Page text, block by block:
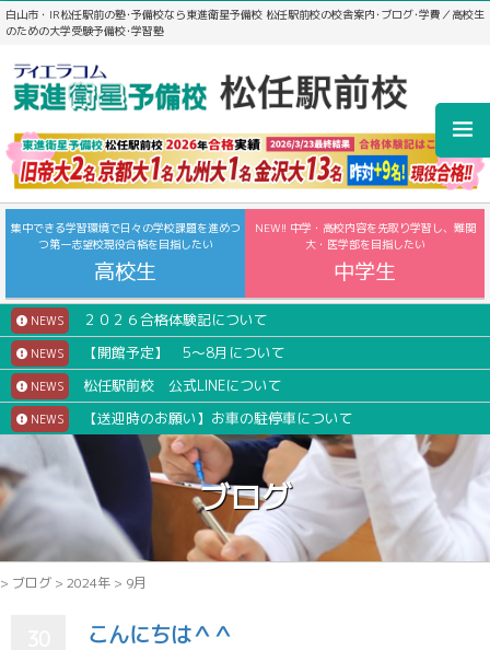
白山市・IR松任駅前の塾･予備校なら東進衛星予備校 松任駅前校の校舎案内･ブログ･学費／高校生
のための大学受験予備校･学習塾
集中できる学習環境で日々の学校課題を進めつ
つ第一志望校現役合格を目指したい
高校生
NEW!! 中学・高校内容を先取り学習し、難関
大・医学部を目指したい
中学生
NEWS ２０２６合格体験記について
NEWS 【開館予定】 5～8月について
NEWS 松任駅前校 公式LINEについて
NEWS 【送迎時のお願い】お車の駐停車について
ブログ
> ブログ > 2024年 > 9月
こんにちは＾＾